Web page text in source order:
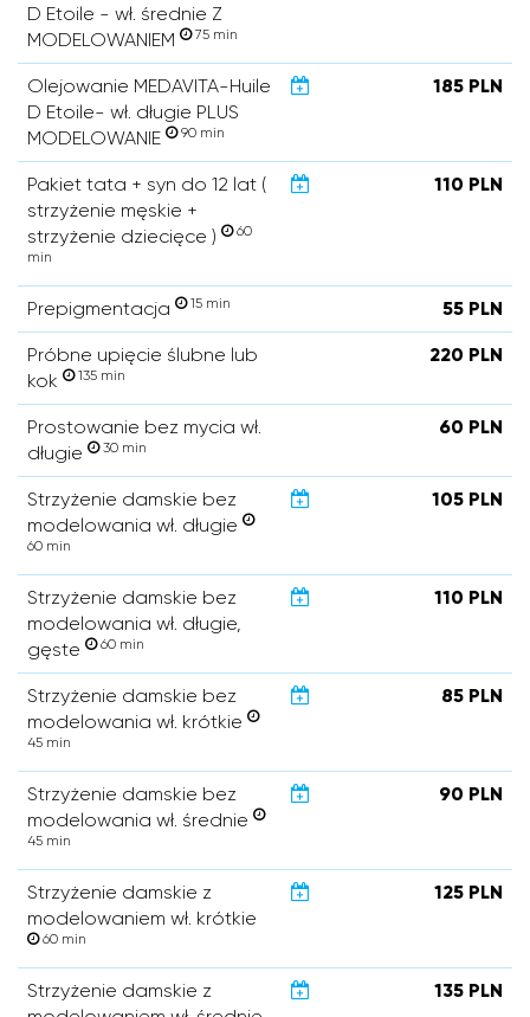
D Etoile - wł. średnie Z
MODELOWANIEM
75 min
Olejowanie MEDAVITA-Huile
D Etoile- wł. długie PLUS
MODELOWANIE
90 min
185 PLN
Pakiet tata + syn do 12 lat (
strzyżenie męskie +
strzyżenie dziecięce )
60
min
110 PLN
Prepigmentacja 15 min 55 PLN
Próbne upięcie ślubne lub
kok
135 min
220 PLN
Prostowanie bez mycia wł.
długie
30 min
60 PLN
Strzyżenie damskie bez
modelowania wł. długie
60 min
105 PLN
Strzyżenie damskie bez
modelowania wł. długie,
gęste
60 min
110 PLN
Strzyżenie damskie bez
modelowania wł. krótkie
45 min
85 PLN
Strzyżenie damskie bez
modelowania wł. średnie
45 min
90 PLN
Strzyżenie damskie z
modelowaniem wł. krótkie
60 min
125 PLN
Strzyżenie damskie z
135 PLN